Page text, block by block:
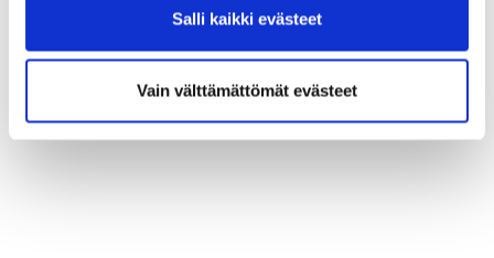
Salli kaikki evästeet
Vain välttämättömät evästeet